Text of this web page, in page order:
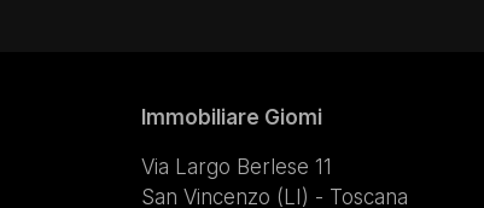
Immobiliare Giomi
Via Largo Berlese 11
San Vincenzo (LI) - Toscana